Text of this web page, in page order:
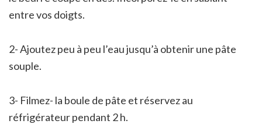
entre vos doigts.
2- Ajoutez peu à peu l’eau jusqu’à obtenir une pâte
souple.
3- Filmez- la boule de pâte et réservez au
réfrigérateur pendant 2 h.